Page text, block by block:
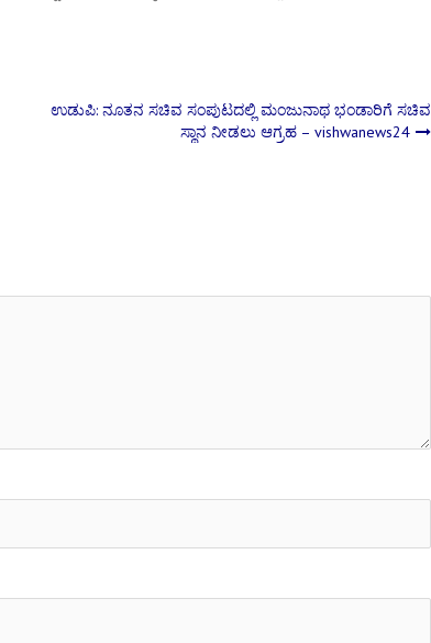
ಉಡುಪಿ: ನೂತನ ಸಚಿವ ಸಂಪುಟದಲ್ಲಿ ಮಂಜುನಾಥ ಭಂಡಾರಿಗೆ ಸಚಿವ
ಸ್ಥಾನ ನೀಡಲು ಆಗ್ರಹ – vishwanews24